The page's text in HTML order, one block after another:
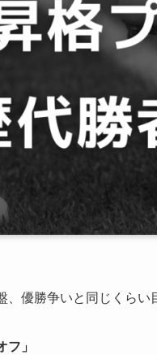
、優勝争いと同じくら
フ」